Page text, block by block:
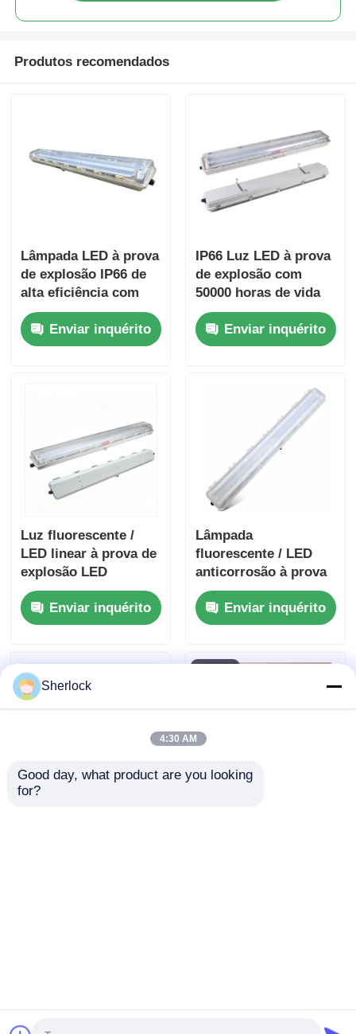
Produtos recomendados
Lâmpada LED à prova
de explosão IP66 de
alta eficiência com
vida útil de 50000
horas e design
resistente à corrosão
Enviar inquérito
IP66 Luz LED à prova
de explosão com
50000 horas de vida
útil e 100-277VAC de
alta tensão para áreas
perigosas
Enviar inquérito
Luz fluorescente /
LED linear à prova de
explosão LED
Enviar inquérito
Lâmpada
fluorescente / LED
anticorrosão à prova
d&#39;água e à prova
de explosão da série
BYS
Enviar inquérito
Sherlock
4:30 AM
Good day, what product are you looking
for?